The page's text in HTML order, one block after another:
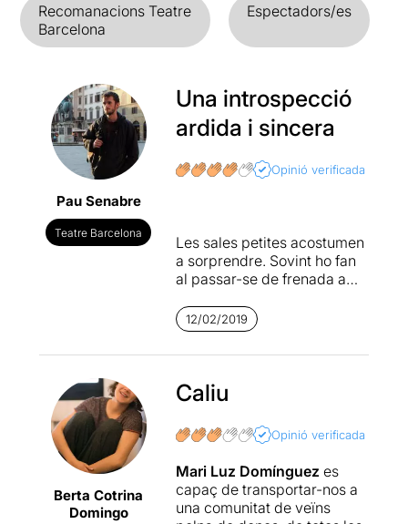
Recomanacions Teatre
Barcelona
Espectadors/es
Pau Senabre
Teatre Barcelona
Una introspecció
ardida i sincera
Opinió verificada
Les sales petites acostumen
a sorprendre. Sovint ho fan
al passar-se de frenada amb
progressistes i renovadores.
D’altres vegades, brindant
petits muntatges de
freqüentades, com el teatre
d’objectes o màscares.
Aquesta vegada sorprèn per
portar una obra que llueix un
equilibri i una complicitat del
tot convincents. Ni massa, ni
massa poc. Una sala que
s'emmotlla al refrescant
12/02/2019
Berta Cotrina
Domingo
Caliu
Opinió verificada
Mari Luz Domínguez es
capaç de transportar-nos a
una comunitat de veïns